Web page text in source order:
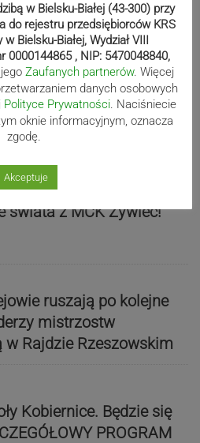
nadal niepokonani.
3:1 | ZDJĘCIA
świata z MCK Żywiec!
ruszają po kolejne
mistrzostw
Rajdzie Rzeszowskim
Kobiernice. Będzie się
PROGRAM
w Bielsku-Białej (43-300) przy
do rejestru przedsiębiorców KRS
Bielsku-Białej, Wydział VIII
0000144865 , NIP: 5470048840,
Zaufanych partnerów. Więcej
danych osobowych
Polityce Prywatności. Naciśniecie
oknie informacyjnym, oznacza
zgodę.
Akceptuje